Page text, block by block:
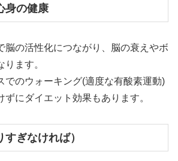
身の健康
脳の活性化につながり、脳の衰えやボ
ます。
でのウォーキング(適度な有酸素運動)
ずにダイエット効果もあります。
ぎなければ）